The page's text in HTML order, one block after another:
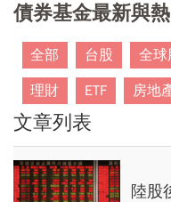
債券基金最新與
全部 台股 全球
理財
ETF 房地
文章列表
陸股